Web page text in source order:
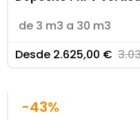
de 3 m3 a 30 m3
Desde 2.625,00 €
-43%